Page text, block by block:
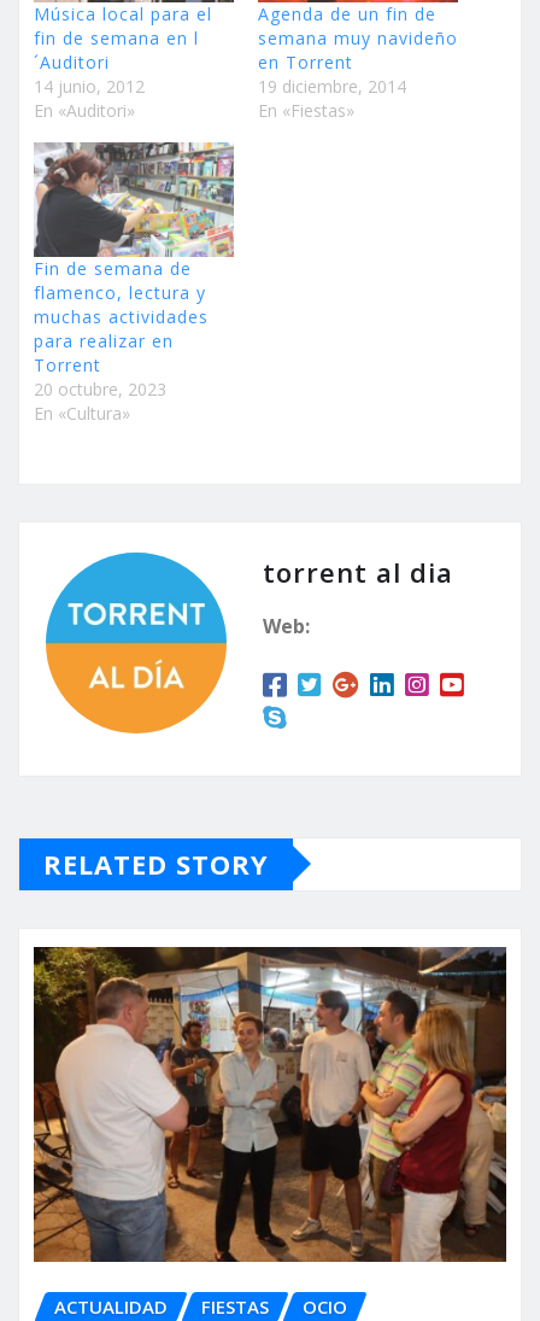
Música local para el
fin de semana en l
´Auditori
14 junio, 2012
En «Auditori»
Agenda de un fin de
semana muy navideño
en Torrent
19 diciembre, 2014
En «Fiestas»
Fin de semana de
flamenco, lectura y
muchas actividades
para realizar en
Torrent
20 octubre, 2023
En «Cultura»
torrent al dia
Web:
RELATED STORY
ACTUALIDAD FIESTAS OCIO